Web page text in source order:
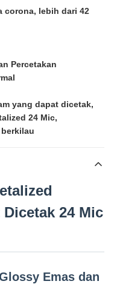
corona, lebih dari 42
Percetakan
yang dapat dicetak,
24 Mic,
24 Mic
Emas dan